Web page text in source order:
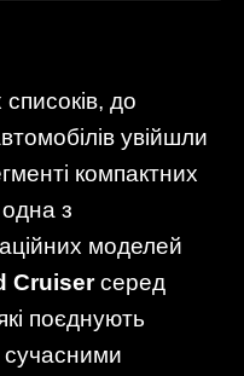
до
увійшли
компактних
одна з
моделей
Cruiserсеред
поєднують
сучасними